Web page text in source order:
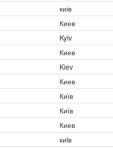
киів
Киев
Kyiv
Киев
Kiev
Киев
Київ
Київ
Киев
киiв